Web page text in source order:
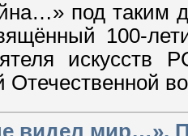
под таким
100-
искусств
Отечественной
видел мир…».